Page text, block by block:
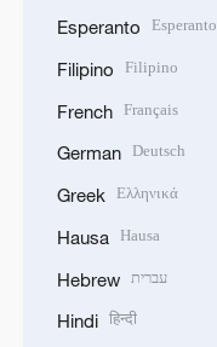
Esperanto Esperanto
Filipino Filipino
French Français
German Deutsch
Greek Ελληνικά
Hausa Hausa
Hebrew עברית
Hindi हिन्दी